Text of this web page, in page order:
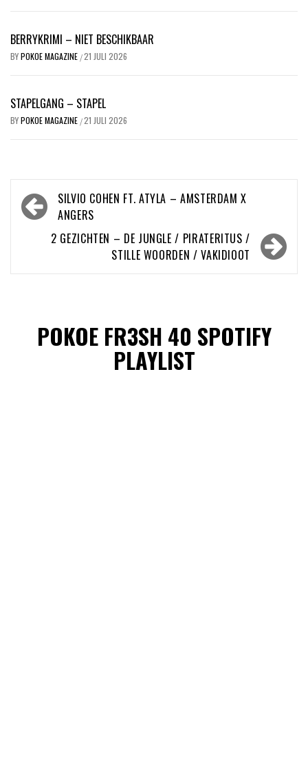
BERRYKRIMI – NIET BESCHIKBAAR
BYPOKOE MAGAZINE /21 JULI 2026
STAPELGANG – STAPEL
BYPOKOE MAGAZINE /21 JULI 2026
Bericht
navigatie
SILVIO COHEN FT. ATYLA – AMSTERDAM X
ANGERS
2 GEZICHTEN – DE JUNGLE / PIRATERITUS /
STILLE WOORDEN / VAKIDIOOT
POKOE FR3SH 40 SPOTIFY
PLAYLIST